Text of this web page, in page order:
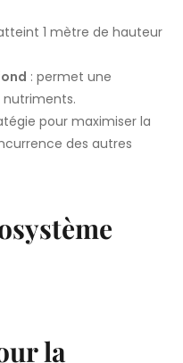
1 mètre de hauteur
: permet une
pour maximiser la
des autres
la